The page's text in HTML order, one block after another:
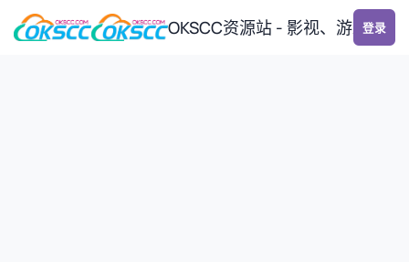
跳转到帖子
OKSCC资源站 - 影视、游戏、
登录